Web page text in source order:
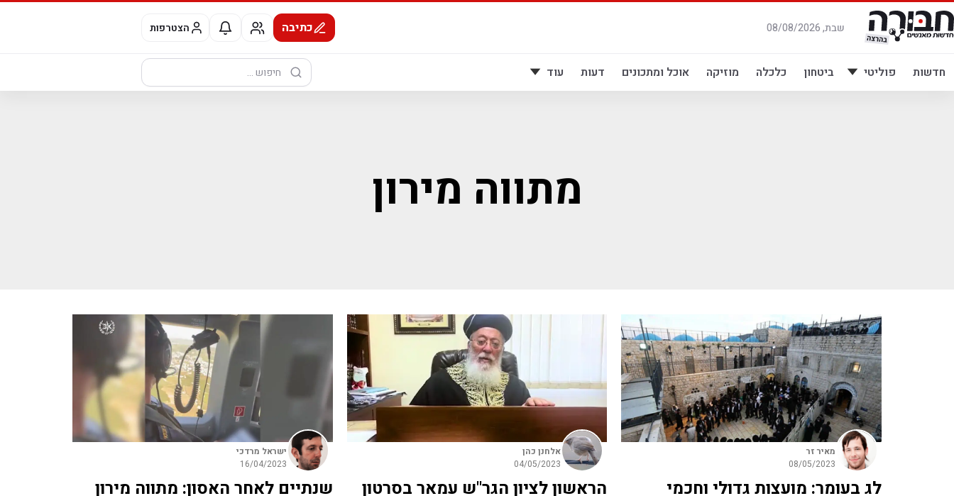
דלג
לתוכן
שבת, 08/08/2026 כתיבה הצטרפות
חדשות פוליטי ביטחון כלכלה מוזיקה אוכל ומתכונים דעות עוד
חיפוש:
מתווה מירון
מאיר זר
08/05/2023
לג בעומר: מועצות גדולי וחכמי
אלחנן כהן
04/05/2023
הראשון לציון הגר"ש עמאר בסרטון
ישראל מרדכי
16/04/2023
שנתיים לאחר האסון: מתווה מירון